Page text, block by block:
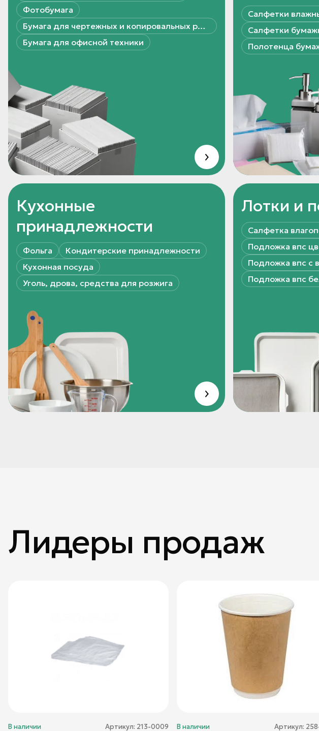
Фотобумага
Бумага для чертежных и копировальных работ
Бумага для офисной техники
Салфетки
Полотенца
Кухонные
принадлежности
Фольга
Кондитерские принадлежности
Кухонная посуда
Уголь, дрова, средства для розжига
Лотки и
Салфетка
Подложка впс
Подложка впс с
Подложка впс
Лидеры продаж
В наличии Артикул: 213-0009 В наличии Артикул: